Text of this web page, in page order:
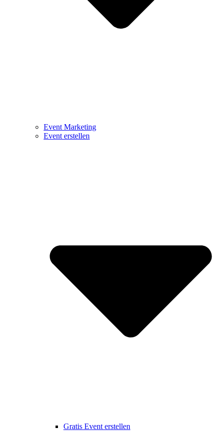
Event Marketing
Event erstellen
Gratis Event erstellen